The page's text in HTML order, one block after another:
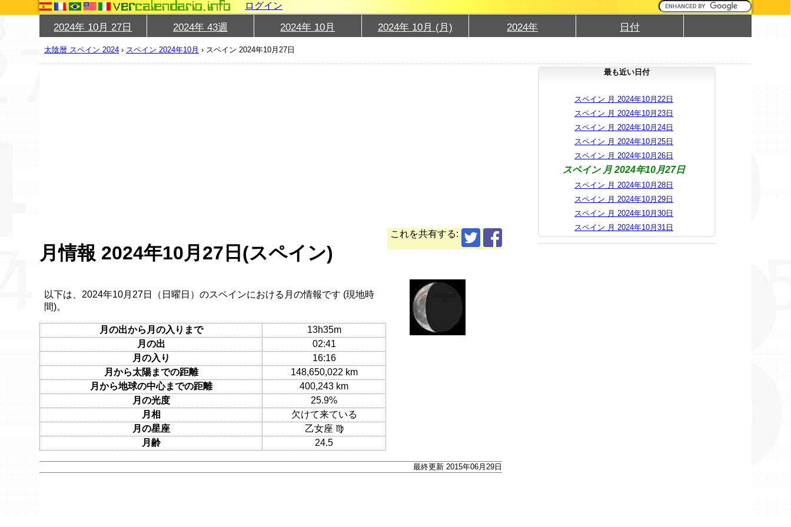
ログイン
2024年 10月 27日 2024年 43週 2024年 10月 2024年 10月 (月) 2024年 日付
太陰暦 スペイン 2024 › スペイン 2024年10月 › スペイン 2024年10月27日
これを共有する:
月情報 2024年10月27日(スペイン)
以下は、2024年10月27日（日曜日）のスペインにおける月の情報です (現地時
間)。
月の出から月の入りまで
13h35m
月の出
02:41
月の入り
16:16
月から太陽までの距離
148,650,022 km
月から地球の中心までの距離
400,243 km
月の光度
25.9%
月相
欠けて来ている
月の星座
乙女座 ♍
月齢
24.5
最終更新 2015年06月29日
最も近い日付
スペイン 月 2024年10月22日
スペイン 月 2024年10月23日
スペイン 月 2024年10月24日
スペイン 月 2024年10月25日
スペイン 月 2024年10月26日
スペイン 月 2024年10月27日
スペイン 月 2024年10月28日
スペイン 月 2024年10月29日
スペイン 月 2024年10月30日
スペイン 月 2024年10月31日